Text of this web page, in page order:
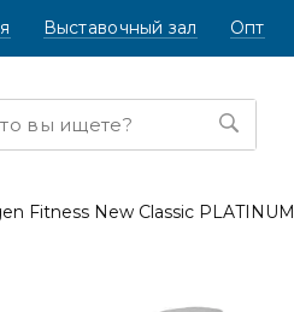
Выставочный зал Опт
Fitness New Classic